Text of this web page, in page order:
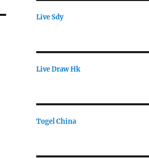
Live Sdy
Live Draw Hk
Togel China